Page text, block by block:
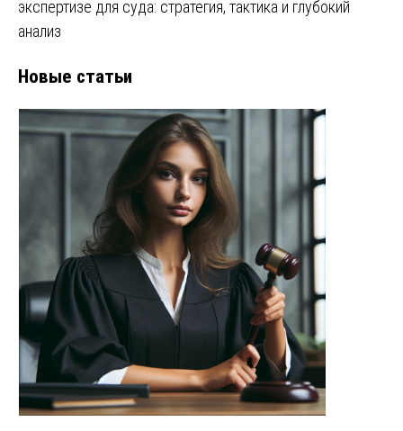
экспертизе для суда: стратегия, тактика и глубокий
анализ
Новые статьи